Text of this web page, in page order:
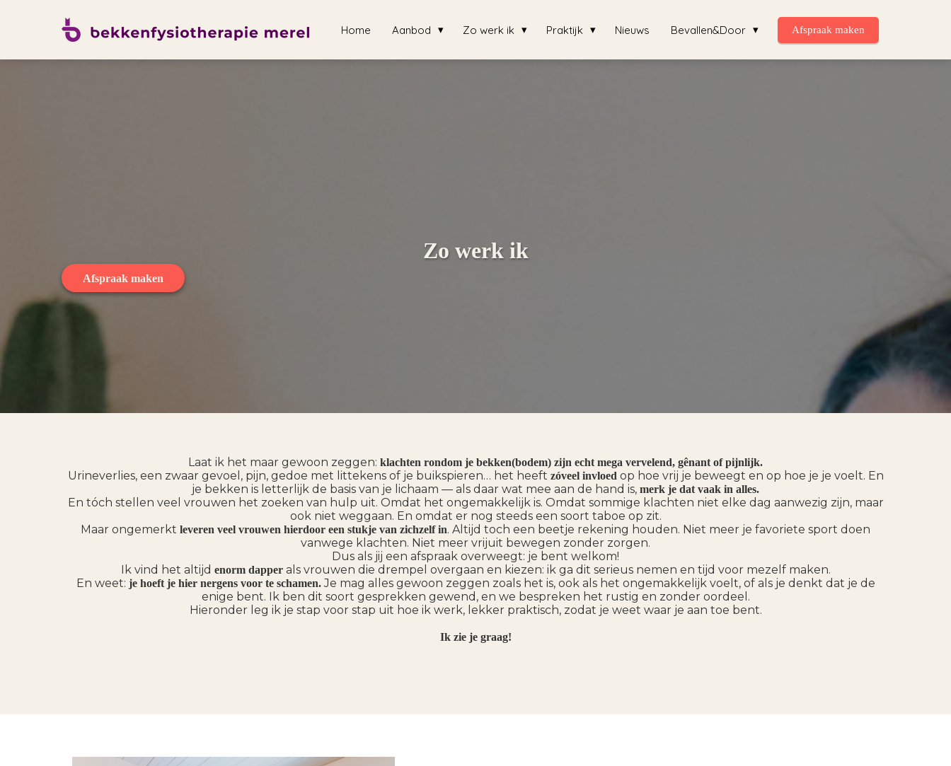
Home Aanbod Zo werk ik Praktijk Nieuws Bevallen&Door Afspraak maken
Zo werk ik
Afspraak maken
Laat ik het maar gewoon zeggen: klachten rondom je bekken(bodem) zijn echt mega vervelend, gênant of pijnlijk.
Urineverlies, een zwaar gevoel, pijn, gedoe met littekens of je buikspieren… het heeft zóveel invloed op hoe vrij je beweegt en op hoe je je voelt. En
je bekken is letterlijk de basis van je lichaam — als daar wat mee aan de hand is, merk je dat vaak in alles.
En tóch stellen veel vrouwen het zoeken van hulp uit. Omdat het ongemakkelijk is. Omdat sommige klachten niet elke dag aanwezig zijn, maar
ook niet weggaan. En omdat er nog steeds een soort taboe op zit.
Maar ongemerkt leveren veel vrouwen hierdoor een stukje van zichzelf in. Altijd toch een beetje rekening houden. Niet meer je favoriete sport doen
vanwege klachten. Niet meer vrijuit bewegen zonder zorgen.
Dus als jij een afspraak overweegt: je bent welkom!
Ik vind het altijd enorm dapperals vrouwen die drempel overgaan en kiezen: ik ga dit serieus nemen en tijd voor mezelf maken.
En weet: je hoeft je hier nergens voor te schamen.Je mag alles gewoon zeggen zoals het is, ook als het ongemakkelijk voelt, of als je denkt dat je de
enige bent. Ik ben dit soort gesprekken gewend, en we bespreken het rustig en zonder oordeel.
Hieronder leg ik je stap voor stap uit hoe ik werk, lekker praktisch, zodat je weet waar je aan toe bent.
Ik zie je graag!